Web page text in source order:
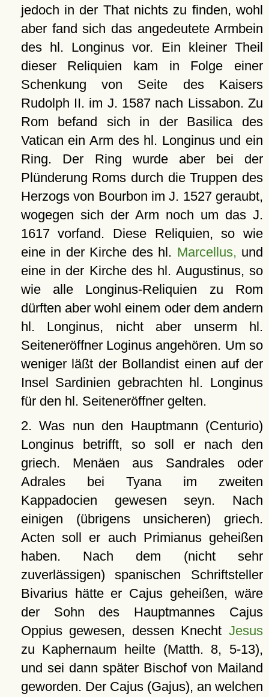
jedoch in der That nichts zu finden, wohl
aber fand sich das angedeutete Armbein
des hl. Longinus vor. Ein kleiner Theil
dieser Reliquien kam in Folge einer
Schenkung von Seite des Kaisers
Rudolph II. im J. 1587 nach Lissabon. Zu
Rom befand sich in der Basilica des
Vatican ein Arm des hl. Longinus und ein
Ring. Der Ring wurde aber bei der
Plünderung Roms durch die Truppen des
Herzogs von Bourbon im J. 1527 geraubt,
wogegen sich der Arm noch um das J.
1617 vorfand. Diese Reliquien, so wie
eine in der Kirche des hl. Marcellus, und
eine in der Kirche des hl. Augustinus, so
wie alle Longinus-Reliquien zu Rom
dürften aber wohl einem oder dem andern
hl. Longinus, nicht aber unserm hl.
Seiteneröffner Loginus angehören. Um so
weniger läßt der Bollandist einen auf der
Insel Sardinien gebrachten hl. Longinus
für den hl. Seiteneröffner gelten.
2. Was nun den Hauptmann (Centurio)
Longinus betrifft, so soll er nach den
griech. Menäen aus Sandrales oder
Adrales bei Tyana im zweiten
Kappadocien gewesen seyn. Nach
einigen (übrigens unsicheren) griech.
Acten soll er auch Primianus geheißen
haben. Nach dem (nicht sehr
zuverlässigen) spanischen Schriftsteller
Bivarius hätte er Cajus geheißen, wäre
der Sohn des Hauptmannes Cajus
Oppius gewesen, dessen Knecht Jesus
zu Kaphernaum heilte (Matth. 8, 5-13),
und sei dann später Bischof von Mailand
geworden. Der Cajus (Gajus), an welchen